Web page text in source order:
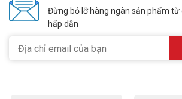
Đừng bỏ lỡ hàng ngàn sản phẩm
hấp dẫn